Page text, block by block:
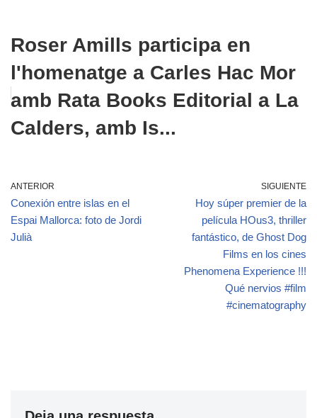
Roser Amills participa en
l'homenatge a Carles Hac Mor
amb Rata Books Editorial a La
Calders, amb Is...
ANTERIOR
Conexión entre islas en el
Espai Mallorca: foto de Jordi
Julià
SIGUIENTE
Hoy súper premier de la
película HOus3, thriller
fantástico, de Ghost Dog
Films en los cines
Phenomena Experience !!!
Qué nervios #film
#cinematography